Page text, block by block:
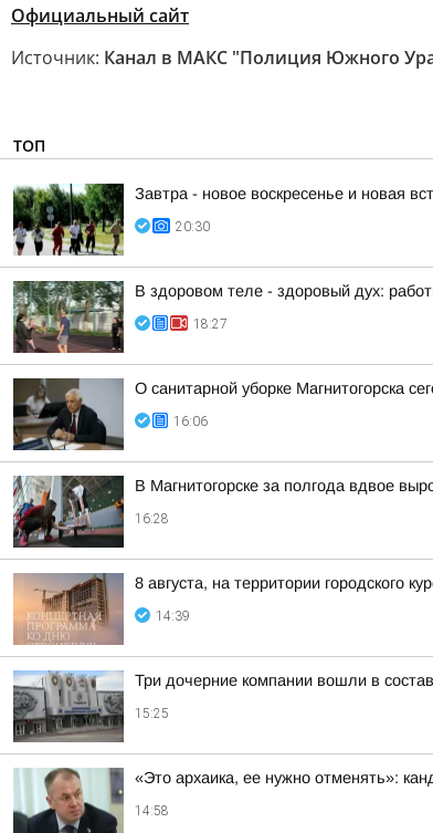
Официальный сайт
Источник: Канал в МАКС "Полиция Южного
ТОП
Завтра - новое воскресенье и новая
20:30
В здоровом теле - здоровый дух:
18:27
О санитарной уборке Магнитогорска
16:06
В Магнитогорске за полгода вдвое
16:28
8 августа, на территории городского
14:39
Три дочерние компании вошли в
15:25
«Это архаика, ее нужно отменять»:
14:58